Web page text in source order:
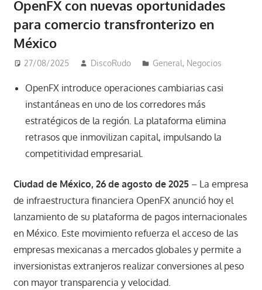
OpenFX con nuevas oportunidades
para comercio transfronterizo en
México
27/08/2025 DiscoRudo General, Negocios
OpenFX introduce operaciones cambiarias casi
instantáneas en uno de los corredores más
estratégicos de la región. La plataforma elimina
retrasos que inmovilizan capital, impulsando la
competitividad empresarial.
Ciudad de México, 26 de agosto de 2025– La empresa
de infraestructura financiera OpenFX anunció hoy el
lanzamiento de su plataforma de pagos internacionales
en México. Este movimiento refuerza el acceso de las
empresas mexicanas a mercados globales y permite a
inversionistas extranjeros realizar conversiones al peso
con mayor transparencia y velocidad.